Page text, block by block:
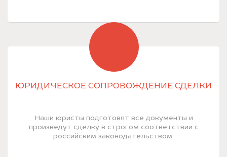
ЮРИДИЧЕСКОЕ СОПРОВОЖДЕНИЕ СДЕЛКИ
Наши юристы подготовят все документы и
произведут сделку в строгом соответствии с
российским законодательством.